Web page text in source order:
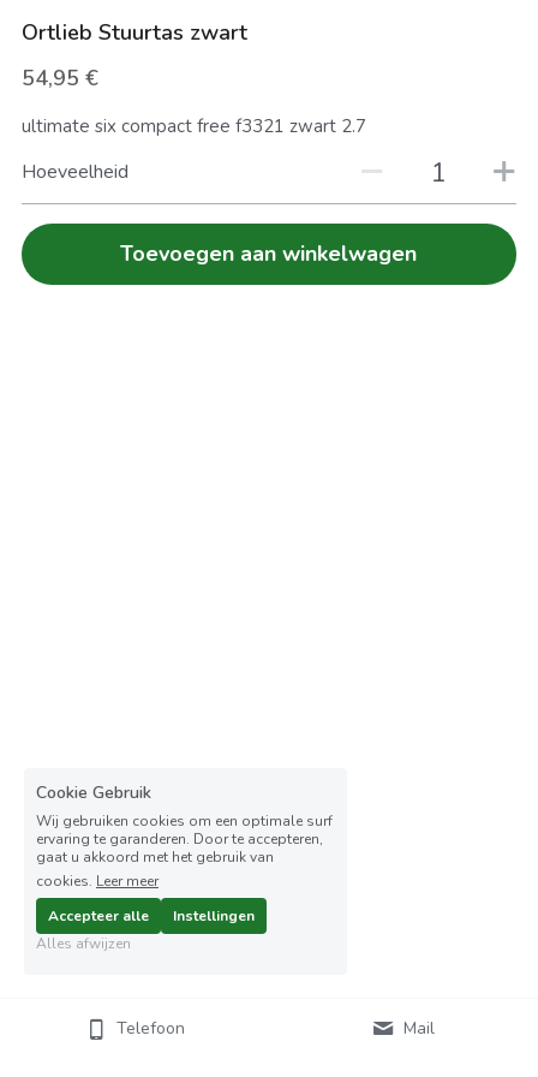
Ortlieb Stuurtas zwart
54,95 €
ultimate six compact free f3321 zwart 2.7
Hoeveelheid
Toevoegen aan winkelwagen
Telefoon Mail
Cookie Gebruik
Wij gebruiken cookies om een optimale surf
ervaring te garanderen. Door te accepteren,
gaat u akkoord met het gebruik van
cookies. Leer meer
Accepteer alle
Instellingen
Alles afwijzen